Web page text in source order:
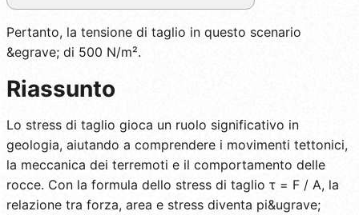
Pertanto, la tensione di taglio in questo scenario
&egrave; di 500 N/m².
Riassunto
Lo stress di taglio gioca un ruolo significativo in
geologia, aiutando a comprendere i movimenti tettonici,
la meccanica dei terremoti e il comportamento delle
rocce. Con la formula dello stress di taglio τ = F / A, la
relazione tra forza, area e stress diventa pi&ugrave;